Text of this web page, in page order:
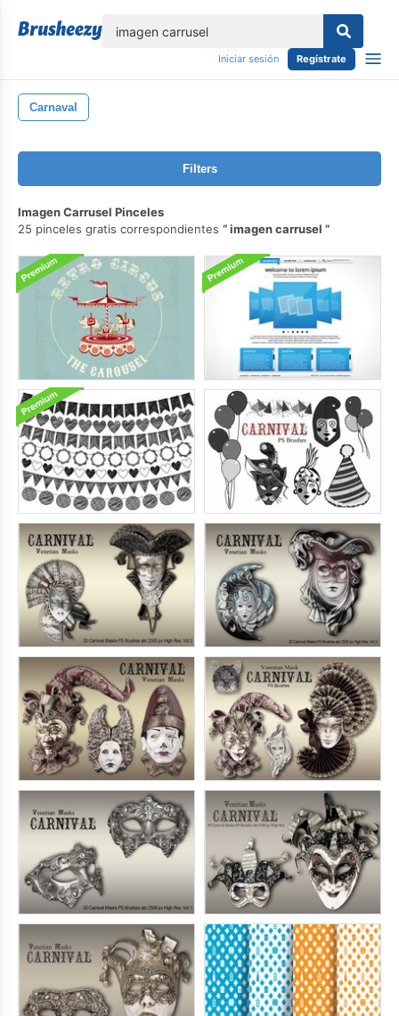
Iniciar sesión Regístrate
Carnaval
Filters
Imagen Carrusel Pinceles
25 pinceles gratis correspondientes
imagen carrusel